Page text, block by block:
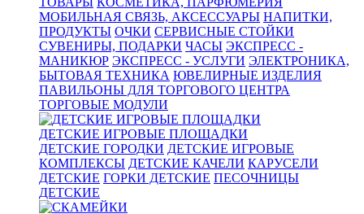
МОБИЛЬНАЯ СВЯЗЬ, АКСЕССУАРЫ НАПИТКИ,
ПРОДУКТЫ ОЧКИ СЕРВИСНЫЕ СТОЙКИ
СУВЕНИРЫ, ПОДАРКИ ЧАСЫ ЭКСПРЕСС -
МАНИКЮР ЭКСПРЕСС - УСЛУГИ ЭЛЕКТРОНИКА,
БЫТОВАЯ ТЕХНИКА ЮВЕЛИРНЫЕ ИЗДЕЛИЯ
ПАВИЛЬОНЫ ДЛЯ ТОРГОВОГО ЦЕНТРА
ТОРГОВЫЕ МОДУЛИ
ДЕТСКИЕ ИГРОВЫЕ ПЛОЩАДКИ
ДЕТСКИЕ ГОРОДКИ ДЕТСКИЕ ИГРОВЫЕ
КОМПЛЕКСЫ ДЕТСКИЕ КАЧЕЛИ КАРУСЕЛИ
ДЕТСКИЕ ГОРКИ ДЕТСКИЕ ПЕСОЧНИЦЫ
ДЕТСКИЕ